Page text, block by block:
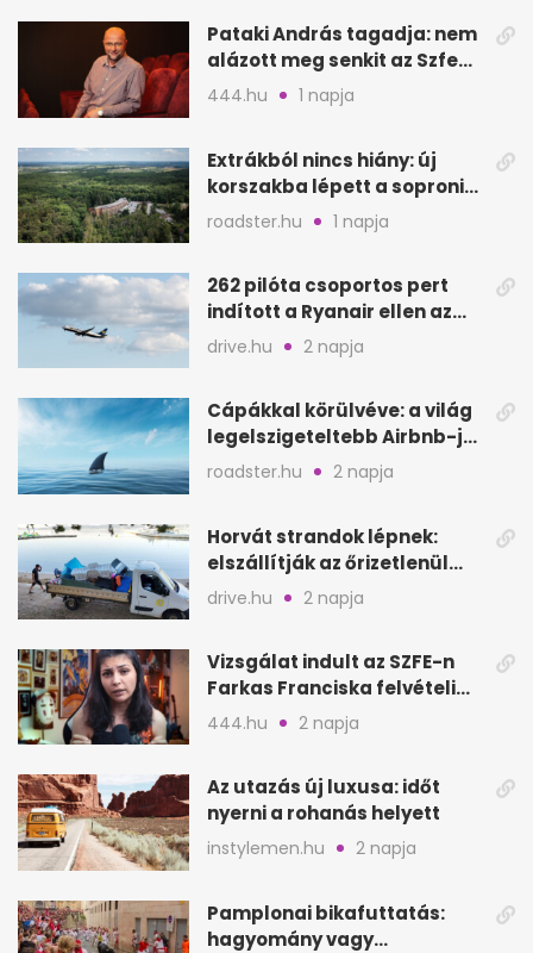
Pataki András tagadja: nem
alázott meg senkit az Szfe
felvételijén
444.hu 1 napja
Extrákból nincs hiány: új
korszakba lépett a soproni
Fagus Hotel
roadster.hu 1 napja
262 pilóta csoportos pert
indított a Ryanair ellen az
Egyesült Királyságban
drive.hu 2 napja
Cápákkal körülvéve: a világ
legelszigeteltebb Airbnb-je
a nyílt tengeren
roadster.hu 2 napja
Horvát strandok lépnek:
elszállítják az őrizetlenül
hagyott törölközőket
drive.hu 2 napja
Vizsgálat indult az SZFE-n
Farkas Franciska felvételi
videója után
444.hu 2 napja
Az utazás új luxusa: időt
nyerni a rohanás helyett
instylemen.hu 2 napja
Pamplonai bikafuttatás:
hagyomány vagy